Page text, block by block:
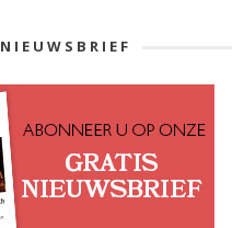
NIEUWSBRIEF